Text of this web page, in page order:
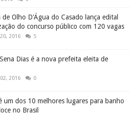
Olho D'Água do Casado lança edital
do concurso público com 120 vagas
2016 5
Dias é a nova prefeita eleita de
2016 0
um dos 10 melhores lugares para banho
no Brasil